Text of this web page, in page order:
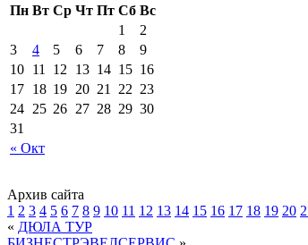
Пн Вт Ср Чт Пт Сб Вс
« Окт
1
2
3
4 5 6 7 8
9
10 11 12 13 14 15 16
17 18 19 20 21 22 23
24 25 26 27 28 29 30
31
Архив сайта
1 2 3 4 5 6 7 8 9 10 11 12 13 14 15 16 17 18 19 20
« ДЮЛА ТУР